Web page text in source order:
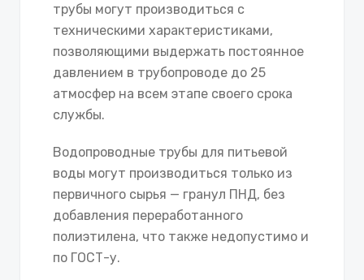
трубы могут производиться с
техническими характеристиками,
позволяющими выдержать постоянное
давлением в трубопроводе до 25
атмосфер на всем этапе своего срока
службы.
Водопроводные трубы для питьевой
воды могут производиться только из
первичного сырья — гранул ПНД, без
добавления переработанного
полиэтилена, что также недопустимо и
по ГОСТ-у.